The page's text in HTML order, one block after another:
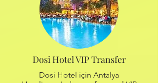
Dosi Hotel VIP Transfer
Dosi Hotel için Antalya